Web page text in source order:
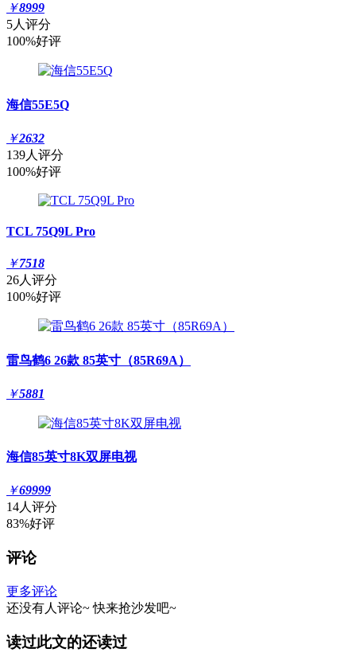
￥8999
5人评分
100%好评
海信55E5Q
￥2632
139人评分
100%好评
TCL 75Q9L Pro
￥7518
26人评分
100%好评
雷鸟鹤6 26款 85英寸（85R69A）
￥5881
海信85英寸8K双屏电视
￥69999
14人评分
83%好评
评论
更多评论
还没有人评论~ 快来抢沙发吧~
读过此文的还读过